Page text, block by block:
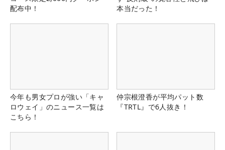
配布中！
本当だった！
今年も男女プロが強い「キャ
ロウェイ」のニュース一覧は
こちら！
仲宗根澄香が平均パット数
『TRTL』で6人抜き！